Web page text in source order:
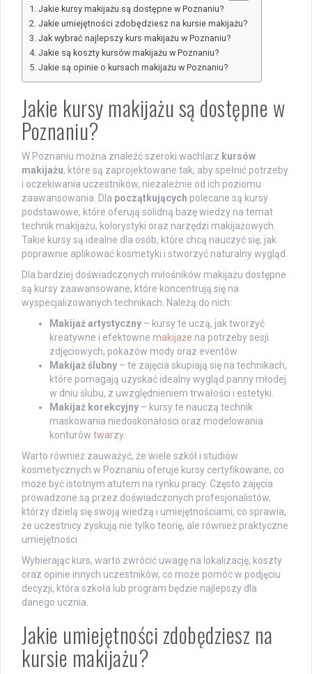
Jakie kursy makijażu są dostępne w Poznaniu?
Jakie umiejętności zdobędziesz na kursie makijażu?
Jak wybrać najlepszy kurs makijażu w Poznaniu?
Jakie są koszty kursów makijażu w Poznaniu?
Jakie są opinie o kursach makijażu w Poznaniu?
Jakie kursy makijażu są dostępne w
Poznaniu?
W Poznaniu można znaleźć szeroki wachlarz kursów
makijażu, które są zaprojektowane tak, aby spełnić potrzeby
i oczekiwania uczestników, niezależnie od ich poziomu
zaawansowania. Dla początkujących polecane są kursy
podstawowe, które oferują solidną bazę wiedzy na temat
technik makijażu, kolorystyki oraz narzędzi makijażowych.
Takie kursy są idealne dla osób, które chcą nauczyć się, jak
poprawnie aplikować kosmetyki i stworzyć naturalny wygląd.
Dla bardziej doświadczonych miłośników makijażu dostępne
są kursy zaawansowane, które koncentrują się na
wyspecjalizowanych technikach. Należą do nich:
Makijaż artystyczny – kursy te uczą, jak tworzyć
kreatywne i efektowne makijaże na potrzeby sesji
zdjęciowych, pokazów mody oraz eventów.
Makijaż ślubny – te zajęcia skupiają się na technikach,
które pomagają uzyskać idealny wygląd panny młodej
w dniu ślubu, z uwzględnieniem trwałości i estetyki.
Makijaż korekcyjny – kursy te nauczą technik
maskowania niedoskonałości oraz modelowania
konturów twarzy.
Warto również zauważyć, że wiele szkół i studiów
kosmetycznych w Poznaniu oferuje kursy certyfikowane, co
może być istotnym atutem na rynku pracy. Często zajęcia
prowadzone są przez doświadczonych profesjonalistów,
którzy dzielą się swoją wiedzą i umiejętnościami, co sprawia,
że uczestnicy zyskują nie tylko teorię, ale również praktyczne
umiejętności.
Wybierając kurs, warto zwrócić uwagę na lokalizację, koszty
oraz opinie innych uczestników, co może pomóc w podjęciu
decyzji, która szkoła lub program będzie najlepszy dla
danego ucznia.
Jakie umiejętności zdobędziesz na
kursie makijażu?